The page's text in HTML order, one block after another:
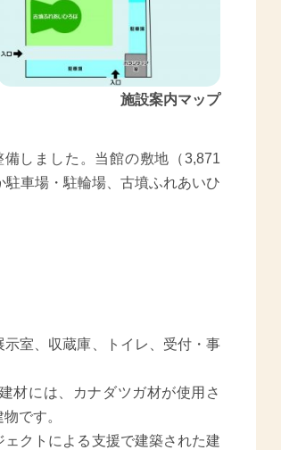
施設案内マップ
しました。当館の敷地（3,871
車場・駐輪場、古墳ふれあいひ
室、収蔵庫、トイレ、受付・事
材には、カナダツガ材が使用さ
です。
クトによる支援で建築された建